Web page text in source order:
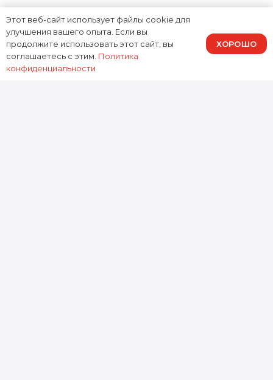
Почему выбирают Доктор
Гаджетов
Мы ориентируемся наремонт Hisense UX
Этот веб-сайт использует файлы cookie для
улучшения вашего опыта. Если вы
продолжите использовать этот сайт, вы
соглашаетесь с этим. Политика
конфиденциальности
ХОРОШО